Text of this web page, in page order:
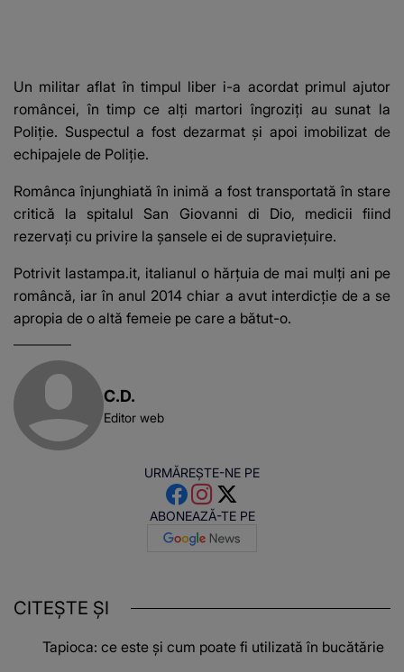
Un militar aflat în timpul liber i-a acordat primul ajutor
româncei, în timp ce alţi martori îngroziţi au sunat la
Poliţie. Suspectul a fost dezarmat şi apoi imobilizat de
echipajele de Poliţie.
Românca înjunghiată în inimă a fost transportată în stare
critică la spitalul San Giovanni di Dio, medicii fiind
rezervaţi cu privire la şansele ei de supravieţuire.
Potrivit lastampa.it, italianul o hărţuia de mai mulţi ani pe
româncă, iar în anul 2014 chiar a avut interdicţie de a se
apropia de o altă femeie pe care a bătut-o.
C.D.
Editor web
URMĂREȘTE-NE PE
ABONEAZĂ-TE PE
CITEȘTE ȘI
Tapioca: ce este și cum poate fi utilizată în bucătărie